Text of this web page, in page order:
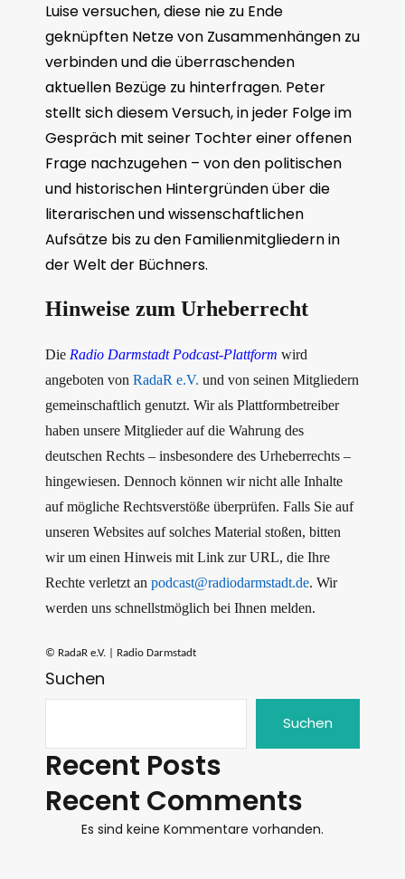
Luise versuchen, diese nie zu Ende
geknüpften Netze von Zusammenhängen zu
verbinden und die überraschenden
aktuellen Bezüge zu hinterfragen. Peter
stellt sich diesem Versuch, in jeder Folge im
Gespräch mit seiner Tochter einer offenen
Frage nachzugehen – von den politischen
und historischen Hintergründen über die
literarischen und wissenschaftlichen
Aufsätze bis zu den Familienmitgliedern in
der Welt der Büchners.
Hinweise zum Urheberrecht
Die Radio Darmstadt Podcast-Plattform wird
angeboten von RadaR e.V. und von seinen Mitgliedern
gemeinschaftlich genutzt. Wir als Plattformbetreiber
haben unsere Mitglieder auf die Wahrung des
deutschen Rechts – insbesondere des Urheberrechts –
hingewiesen. Dennoch können wir nicht alle Inhalte
auf mögliche Rechtsverstöße überprüfen. Falls Sie auf
unseren Websites auf solches Material stoßen, bitten
wir um einen Hinweis mit Link zur URL, die Ihre
Rechte verletzt an podcast@radiodarmstadt.de. Wir
werden uns schnellstmöglich bei Ihnen melden.
© RadaR e.V. | Radio Darmstadt
Suchen
Suchen
Recent Posts
Recent Comments
Es sind keine Kommentare vorhanden.